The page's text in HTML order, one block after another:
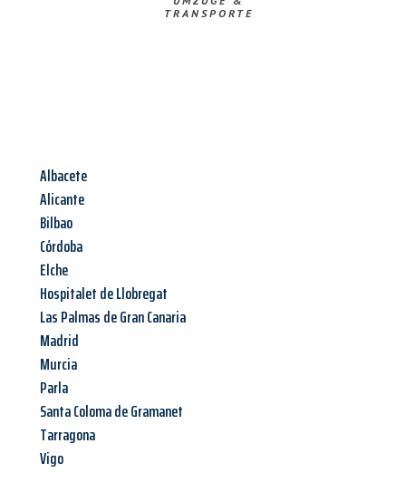
TRANSPORTE
Albacete
Alicante
Bilbao
Córdoba
Elche
Hospitalet de Llobregat
Las Palmas de Gran Canaria
Madrid
Murcia
Parla
Santa Coloma de Gramanet
Tarragona
Vigo